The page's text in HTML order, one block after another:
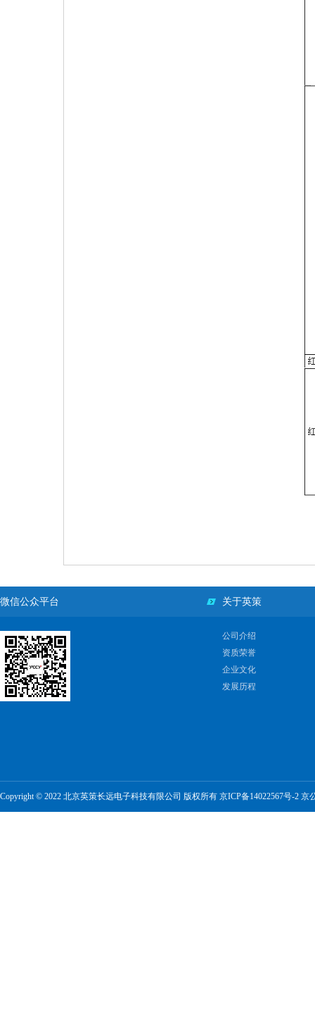
微信公众平台 关于英策
公司介绍
资质荣誉
企业文化
发展历程
Copyright © 2022 北京英策长远电子科技有限公司 版权所有 京ICP备14022567号-2 京